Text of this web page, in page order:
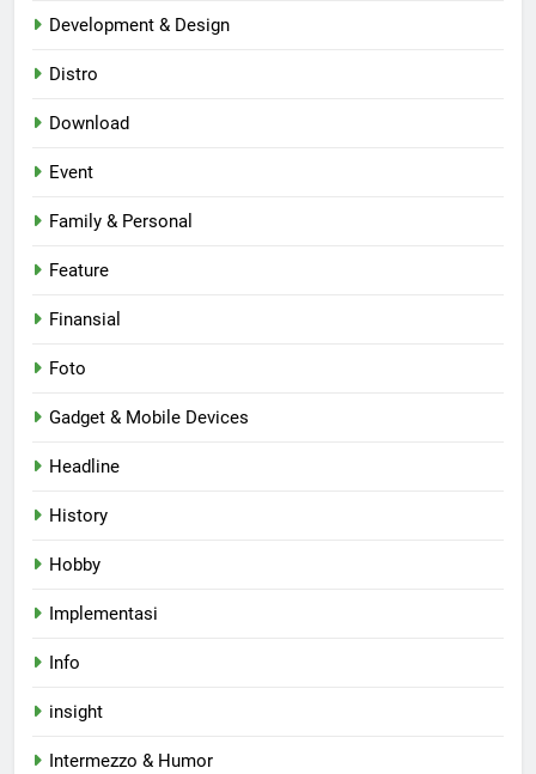
Development & Design
Distro
Download
Event
Family & Personal
Feature
Finansial
Foto
Gadget & Mobile Devices
Headline
History
Hobby
Implementasi
Info
insight
Intermezzo & Humor